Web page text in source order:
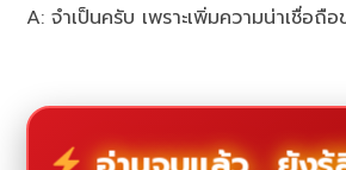
A: จำเป็นครับ เพราะเพิ่มความน่าเชื่อถื